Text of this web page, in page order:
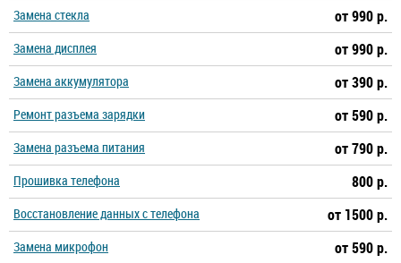
Замена стекла от 990 р.
Замена дисплея от 990 р.
Замена аккумулятора от 390 р.
Ремонт разъема зарядки от 590 р.
Замена разъема питания от 790 р.
Прошивка телефона 800 р.
Восстановление данных с телефона от 1500 р.
Замена микрофон
от 590 р.